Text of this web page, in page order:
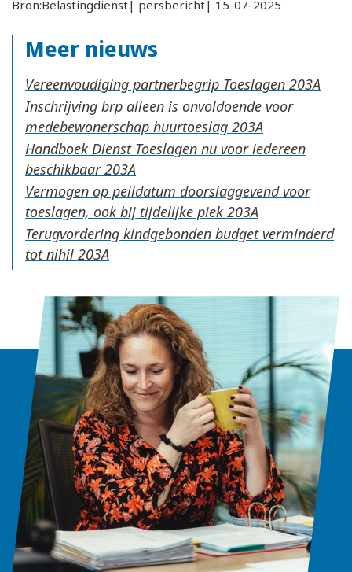
Bron:Belastingdienst| persbericht| 15-07-2025
Meer nieuws
Vereenvoudiging partnerbegrip Toeslagen
Inschrijving brp alleen is onvoldoende voor
medebewonerschap huurtoeslag
Handboek Dienst Toeslagen nu voor iedereen
beschikbaar
Vermogen op peildatum doorslaggevend voor
toeslagen, ook bij tijdelijke piek
Terugvordering kindgebonden budget verminderd
tot nihil